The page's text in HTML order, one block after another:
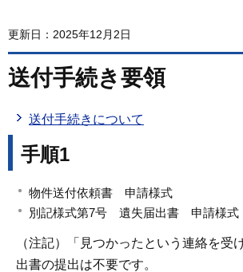
更新日：2025年12月2日
送付手続き要領
送付手続きについて
手順1
物件送付依頼書 申請様式
別記様式第7号 遺失届出書 申請様式
（注記）「見つかったという連絡を受
出書の提出は不要です。